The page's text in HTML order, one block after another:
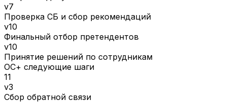
v7
Проверка СБ и сбор рекомендаций
v10
Финальный отбор претендентов
v10
Принятие решений по сотрудникам
ОС+ следующие шаги
11
v3
Сбор обратной связи